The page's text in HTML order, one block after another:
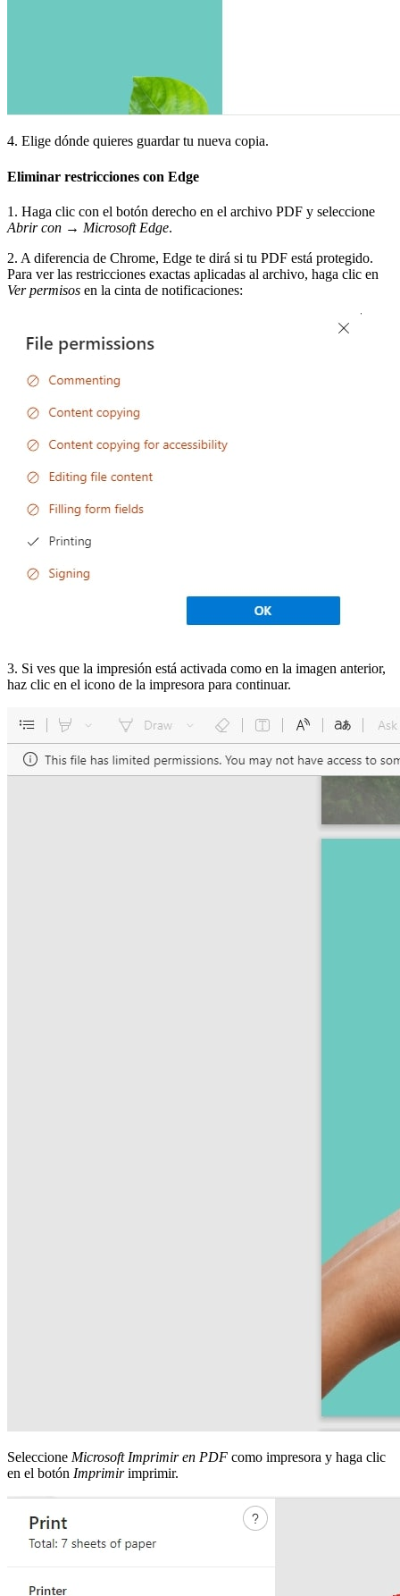
4. Elige dónde quieres guardar tu nueva copia.
Eliminar restricciones con Edge
1. Haga clic con el botón derecho en el archivo PDF y seleccione
Abrir con → Microsoft Edge.
2. A diferencia de Chrome, Edge te dirá si tu PDF está protegido.
Para ver las restricciones exactas aplicadas al archivo, haga clic en
Ver permisos en la cinta de notificaciones:
3. Si ves que la impresión está activada como en la imagen anterior,
haz clic en el icono de la impresora para continuar.
Seleccione Microsoft Imprimir en PDF como impresora y haga clic
en el botón Imprimirimprimir.